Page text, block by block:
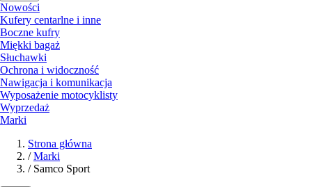
Nowości
Kufery centarlne i inne
Boczne kufry
Miękki bagaż
Słuchawki
Ochrona i widoczność
Nawigacja i komunikacja
Wyposażenie motocyklisty
Wyprzedaż
Marki
Strona główna
/ Marki
/ Samco Sport